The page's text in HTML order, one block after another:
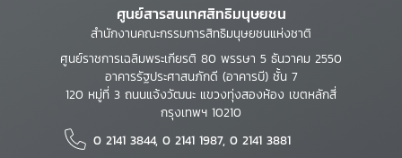
ศูนย์สารสนเทศสิทธิมนุษยชน
สำนักงานคณะกรรมการสิทธิมนุษยชนแห่งชาติ
ศูนย์ราชการเฉลิมพระเกียรติ 80 พรรษา 5 ธันวาคม 2550
อาคารรัฐประศาสนภักดี (อาคารบี) ชั้น 7
120 หมู่ที่ 3 ถนนแจ้งวัฒนะ แขวงทุ่งสองห้อง เขตหลักสี่
กรุงเทพฯ 10210
0 2141 3844, 0 2141 1987, 0 2141 3881